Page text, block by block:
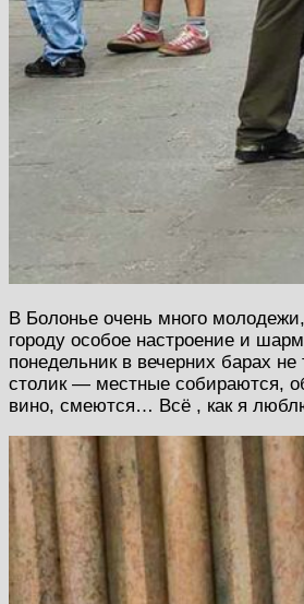
В Болонье очень много
городу особое настроение и
понедельник в вечерних барах не
столик — местные собираются,
вино, смеются… Всё , как я